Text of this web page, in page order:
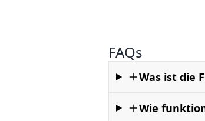
FAQs
Was ist die
Wie